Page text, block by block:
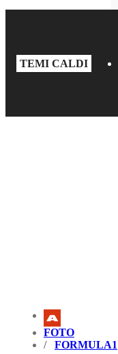
TEMI CALDI
FOTO
FORMULA1